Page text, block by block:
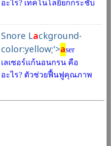
อะไร? เทคโนโลยียกกระชับ
Snore Lackground-
color:yellow;'>aser
เลเซอร์แก้นอนกรน คือ
อะไร? ตัวช่วยฟื้นฟูคุณภาพ